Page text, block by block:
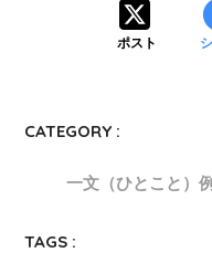
ポスト
CATEGORY :
一文（ひとこと）
TAGS :